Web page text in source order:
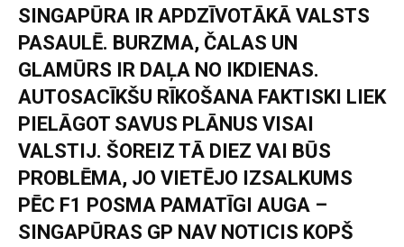
SINGAPŪRA IR APDZĪVOTĀKĀ VALSTS
PASAULĒ. BURZMA, ČALAS UN
GLAMŪRS IR DAĻA NO IKDIENAS.
AUTOSACĪKŠU RĪKOŠANA FAKTISKI LIEK
PIELĀGOT SAVUS PLĀNUS VISAI
VALSTIJ. ŠOREIZ TĀ DIEZ VAI BŪS
PROBLĒMA, JO VIETĒJO IZSALKUMS
PĒC F1 POSMA PAMATĪGI AUGA –
SINGAPŪRAS GP NAV NOTICIS KOPŠ